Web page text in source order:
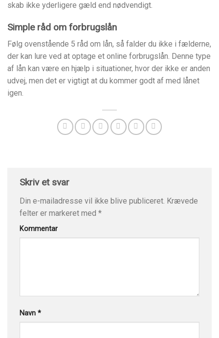
skab ikke yderligere gæld end nødvendigt.
Simple råd om forbrugslån
Følg ovenstående 5 råd om lån, så falder du ikke i fælderne,
der kan lure ved at optage et online forbrugslån. Denne type
af lån kan være en hjælp i situationer, hvor der ikke er anden
udvej, men det er vigtigt at du kommer godt af med lånet
igen.
Skriv et svar
Din e-mailadresse vil ikke blive publiceret. Krævede
felter er markeret med *
Kommentar
Navn *